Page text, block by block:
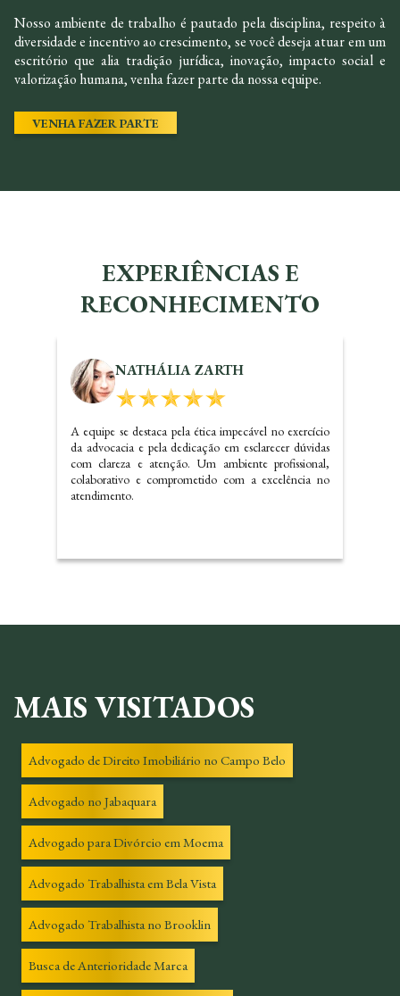
Nosso ambiente de trabalho é pautado pela disciplina, respeito à
diversidade e incentivo ao crescimento, se você deseja atuar em um
escritório que alia tradição jurídica, inovação, impacto social e
valorização humana, venha fazer parte da nossa equipe.
VENHA FAZER PARTE
EXPERIÊNCIAS E
RECONHECIMENTO
KALINE SANTOS
Dr. Carlos realizou um ótimo trabalho referente a
questões imobiliárias, com certeza irei indicar o
escritório e precisando voltarei a contatar os serviços do
mesmo.
MAIS VISITADOS
Advogado de Direito Imobiliário no Campo Belo
Advogado no Jabaquara
Advogado para Divórcio em Moema
Advogado Trabalhista em Bela Vista
Advogado Trabalhista no Brooklin
Busca de Anterioridade Marca